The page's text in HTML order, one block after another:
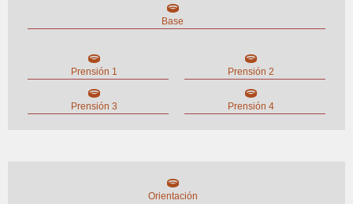
Base
Prensión 1 Prensión 2
Prensión 3 Prensión 4
Orientación